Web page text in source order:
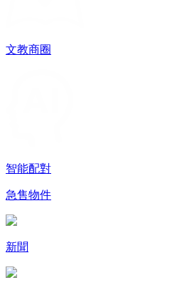
文教商圈
智能配對
急售物件
新聞